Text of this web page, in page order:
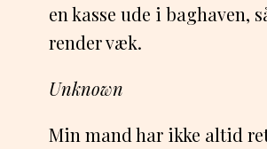
en kasse ude i baghaven,
render væk.
Unknown
Min mand har ikke altid